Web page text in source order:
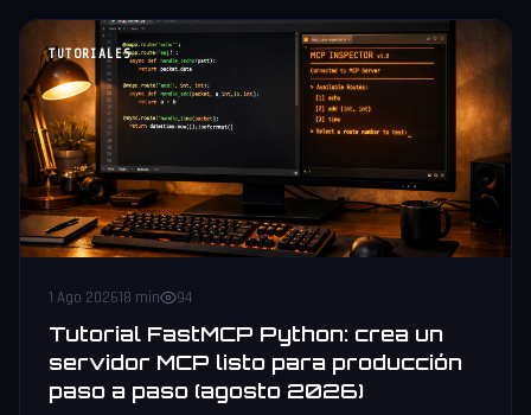
TUTORIALES
1 Ago 202618 min 94
Tutorial FastMCP Python: crea un
servidor MCP listo para producción
paso a paso (agosto 2026)